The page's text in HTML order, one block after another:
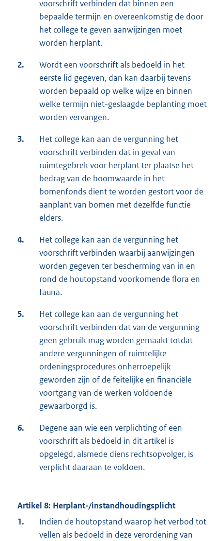
voorschrift verbinden dat binnen een
bepaalde termijn en overeenkomstig de door
het college te geven aanwijzingen moet
worden herplant.
2.
Wordt een voorschrift als bedoeld in het
eerste lid gegeven, dan kan daarbij tevens
worden bepaald op welke wijze en binnen
welke termijn niet-geslaagde beplanting moet
worden vervangen.
3.
Het college kan aan de vergunning het
voorschrift verbinden dat in geval van
ruimtegebrek voor herplant ter plaatse het
bedrag van de boomwaarde in het
bomenfonds dient te worden gestort voor de
aanplant van bomen met dezelfde functie
elders.
4.
Het college kan aan de vergunning het
voorschrift verbinden waarbij aanwijzingen
worden gegeven ter bescherming van in en
rond de houtopstand voorkomende flora en
fauna.
5.
Het college kan aan de vergunning het
voorschrift verbinden dat van de vergunning
geen gebruik mag worden gemaakt totdat
andere vergunningen of ruimtelijke
ordeningsprocedures onherroepelijk
geworden zijn of de feitelijke en financiële
voortgang van de werken voldoende
gewaarborgd is.
6.
Degene aan wie een verplichting of een
voorschrift als bedoeld in dit artikel is
opgelegd, alsmede diens rechtsopvolger, is
verplicht daaraan te voldoen.
Artikel 8: Herplant-/instandhoudingsplicht
1.
Indien de houtopstand waarop het verbod tot
vellen als bedoeld in deze verordening van